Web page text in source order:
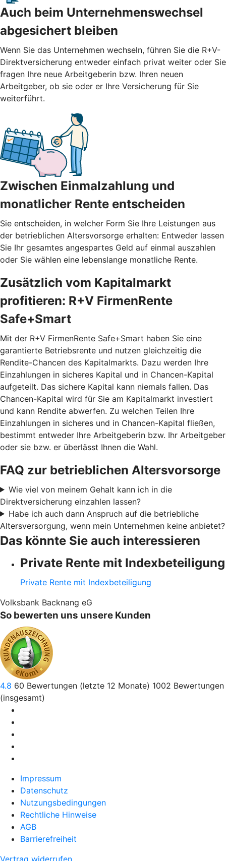
Auch beim Unternehmenswechsel
abgesichert bleiben
Wenn Sie das Unternehmen wechseln, führen Sie die R+V-
Direktversicherung entweder einfach privat weiter oder Sie
fragen Ihre neue Arbeitgeberin bzw. Ihren neuen
Arbeitgeber, ob sie oder er Ihre Versicherung für Sie
weiterführt.
Zwischen Einmalzahlung und
monatlicher Rente entscheiden
Sie entscheiden, in welcher Form Sie Ihre Leistungen aus
der betrieblichen Altersvorsorge erhalten: Entweder lassen
Sie Ihr gesamtes angespartes Geld auf einmal auszahlen
oder Sie wählen eine lebenslange monatliche Rente.
Zusätzlich vom Kapitalmarkt
profitieren: R+V FirmenRente
Safe+Smart
Mit der R+V FirmenRente Safe+Smart haben Sie eine
garantierte Betriebsrente und nutzen gleichzeitig die
Rendite-Chancen des Kapitalmarkts. Dazu werden Ihre
Einzahlungen in sicheres Kapital und in Chancen-Kapital
aufgeteilt. Das sichere Kapital kann niemals fallen. Das
Chancen-Kapital wird für Sie am Kapitalmarkt investiert
und kann Rendite abwerfen. Zu welchen Teilen Ihre
Einzahlungen in sicheres und in Chancen-Kapital fließen,
bestimmt entweder Ihre Arbeitgeberin bzw. Ihr Arbeitgeber
oder sie bzw. er überlässt Ihnen die Wahl.
FAQ zur betrieblichen Altersvorsorge
Wie viel von meinem Gehalt kann ich in die
Direktversicherung einzahlen lassen?
Habe ich auch dann Anspruch auf die betriebliche
Altersversorgung, wenn mein Unternehmen keine anbietet?
Das könnte Sie auch interessieren
Private Rente mit Indexbeteiligung
Private Rente mit Indexbeteiligung
Volksbank Backnang eG
So bewerten uns unsere Kunden
4.8 60 Bewertungen (letzte 12 Monate) 1002 Bewertungen
(insgesamt)
Impressum
Datenschutz
Nutzungsbedingungen
Rechtliche Hinweise
AGB
Barrierefreiheit
Vertrag widerrufen